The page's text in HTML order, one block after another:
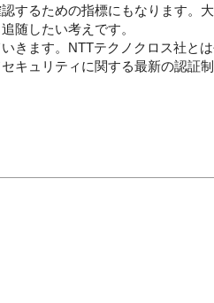
するための指標にもなります。
随したい考えです。
きます。NTTテクノクロス社と
キュリティに関する最新の認証